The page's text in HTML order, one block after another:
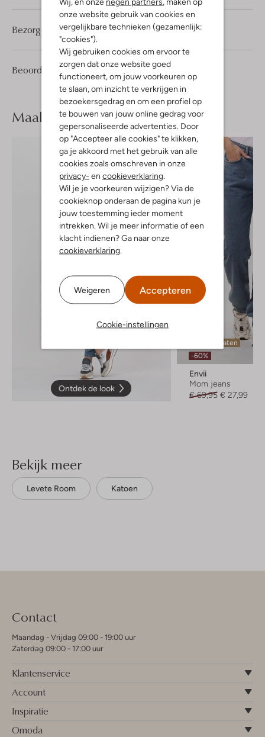
onze website gebruik van cookies en
vergelijkbare technieken (gezamenlijk:
"cookies").
Wij gebruiken cookies om ervoor te
zorgen dat onze website goed
functioneert, om jouw voorkeuren op
te slaan, om inzicht te verkrijgen in
bezoekersgedrag en om een profiel op
te bouwen van jouw online gedrag voor
gepersonaliseerde advertenties. Door
op "Accepteer alle cookies" te klikken,
ga je akkoord met het gebruik van alle
cookies zoals omschreven in onze
privacy- en cookieverklaring.
Wil je je voorkeuren wijzigen? Via de
cookieknop onderaan de pagina kun je
jouw toestemming ieder moment
intrekken. Wil je meer informatie of een
klacht indienen? Ga naar onze
cookieverklaring.
Weigeren Accepteren
Cookie-instellingen
Beoordelingen (1) 2/5
1
2
Sterren
Bezorgen & retourneren
Maak jelook compleet
Ontdek de look
Laatste maten
-60%
Envii
Mom jeans
€ 69,95 € 27,99
Bekijk meer
Levete Room Katoen
Contact
Maandag - Vrijdag 09:00 - 19:00 uur
Zaterdag 09:00 - 17:00 uur
Klantenservice
Account
Inspiratie
Omoda